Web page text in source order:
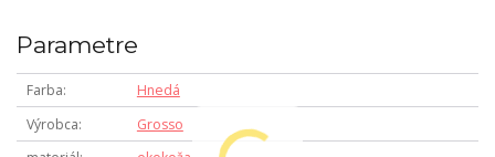
Parametre
Farba
Hnedá
Výrobca
Grosso